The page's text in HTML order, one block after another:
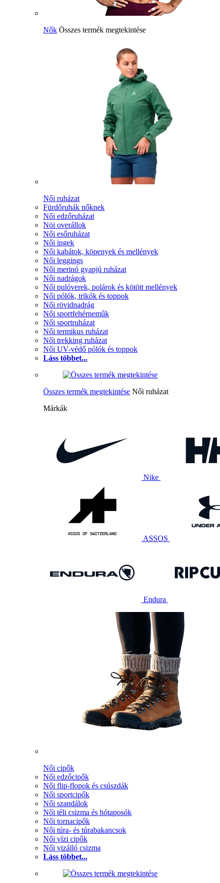
Nők Összes termék megtekintése
Női ruházat
Fürdőruhák nőknek
Női edzőruházat
Nöi overállok
Női esőruházat
Női ingek
Női kabátok, köpenyek és mellények
Női leggings
Női merinó gyapjú ruházat
Női nadrágok
Női pulóverek, polárok és kötött mellények
Női pólók, trikók és toppok
Női rövidnadrág
Női sportfehérneműk
Női sportruházat
Női termikus ruházat
Női trekking ruházat
Női UV-védő pólók és toppok
Láss többet...
Összes termék megtekintése Női ruházat
Márkák
Nike
ASSOS
Endura
Női cipők
Női edzőcipők
Női flip-flopok és csúszdák
Női sportcipők
Női szandálok
Női téli csizma és hótaposók
Női tornacipők
Női túra- és túrabakancsok
Női vízi cipők
Női vizálló csizma
Láss többet...